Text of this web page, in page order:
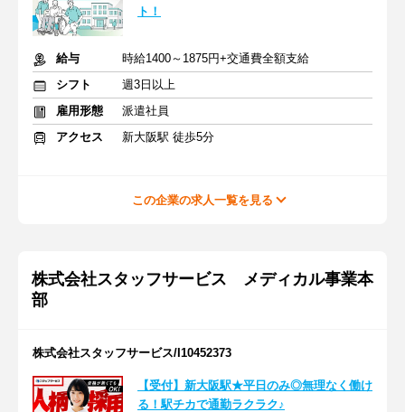
ト！
給与
時給1400～1875円+交通費全額支給
シフト
週3日以上
雇用形態
派遣社員
アクセス
新大阪駅 徒歩5分
この企業の求人一覧を見る
株式会社スタッフサービス メディカル事業本
部
株式会社スタッフサービス/I10452373
【受付】新大阪駅★平日のみ◎無理なく働け
る！駅チカで通勤ラクラク♪